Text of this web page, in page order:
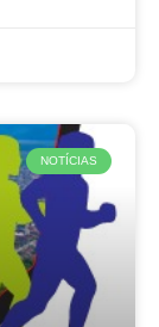
NOTÍCIAS